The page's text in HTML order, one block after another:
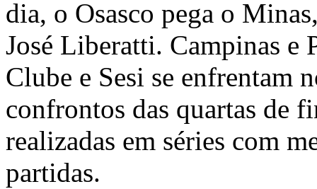
dia, o Osasco pega o
José Liberatti. Campinas e
Clube e Sesi se enfrentam
confrontos das quartas de
realizadas em séries com
partidas.